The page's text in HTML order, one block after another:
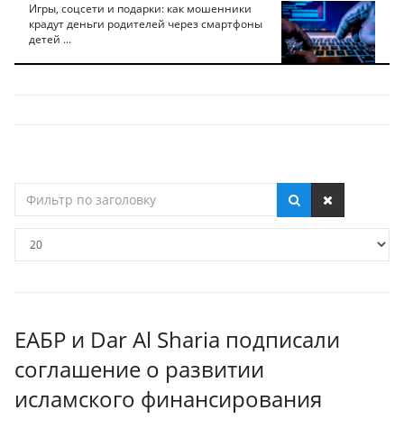
Игры, соцсети и подарки: как мошенники
крадут деньги родителей через смартфоны
детей ...
по
ЕАБР и Dar Al Sharia подписали
соглашение о развитии
исламского финансирования